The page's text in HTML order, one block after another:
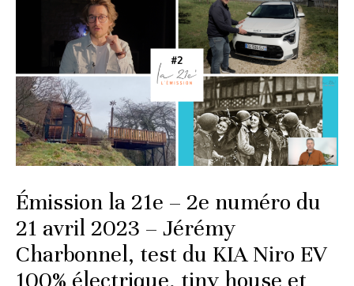
Émission la 21e – 2e numéro du
21 avril 2023 – Jérémy
Charbonnel, test du KIA Niro EV
100% électrique, tiny house et